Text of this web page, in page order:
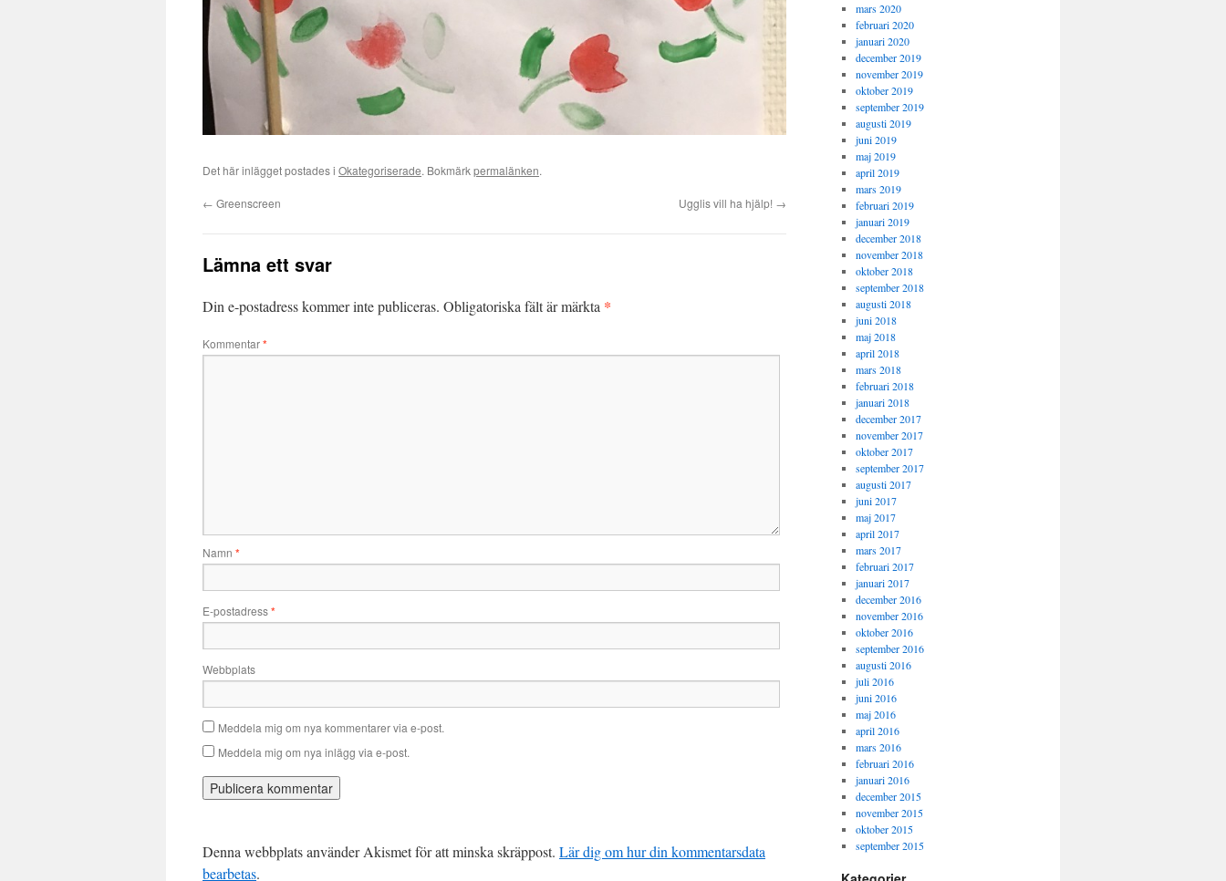
Det här inlägget postades i Okategoriserade. Bokmärkpermalänken.
← Greenscreen Ugglis vill ha hjälp! →
Lämna ett svar
Din e-postadress kommer inte publiceras. Obligatoriska fält är märkta *
Kommentar*
Namn *
E-postadress*
Webbplats
Meddela mig om nya kommentarer via e-post.
Meddela mig om nya inlägg via e-post.
Denna webbplats använder Akismet för att minska skräppost. Lär dig om hur din kommentarsdata
bearbetas.
mars 2020
februari 2020
januari 2020
december 2019
november 2019
oktober 2019
september 2019
augusti 2019
juni 2019
maj 2019
april 2019
mars 2019
februari 2019
januari 2019
december 2018
november 2018
oktober 2018
september 2018
augusti 2018
juni 2018
maj 2018
april 2018
mars 2018
februari 2018
januari 2018
december 2017
november 2017
oktober 2017
september 2017
augusti 2017
juni 2017
maj 2017
april 2017
mars 2017
februari 2017
januari 2017
december 2016
november 2016
oktober 2016
september 2016
augusti 2016
juli 2016
juni 2016
maj 2016
april 2016
mars 2016
februari 2016
januari 2016
december 2015
november 2015
oktober 2015
september 2015